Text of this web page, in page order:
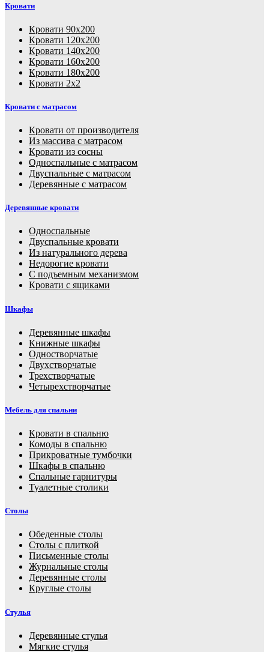
Кровати
Кровати 90х200
Кровати 120х200
Кровати 140х200
Кровати 160х200
Кровати 180х200
Кровати 2х2
Кровати с матрасом
Кровати от производителя
Из массива с матрасом
Кровати из сосны
Односпальные с матрасом
Двуспальные с матрасом
Деревянные с матрасом
Деревянные кровати
Односпальные
Двуспальные кровати
Из натурального дерева
Недорогие кровати
С подъемным механизмом
Кровати с ящиками
Шкафы
Деревянные шкафы
Книжные шкафы
Одностворчатые
Двухстворчатые
Трехстворчатые
Четырехстворчатые
Мебель для спальни
Кровати в спальню
Комоды в спальню
Прикроватные тумбочки
Шкафы в спальню
Спальные гарнитуры
Туалетные столики
Столы
Обеденные столы
Столы с плиткой
Письменные столы
Журнальные столы
Деревянные столы
Круглые столы
Стулья
Деревянные стулья
Мягкие стулья